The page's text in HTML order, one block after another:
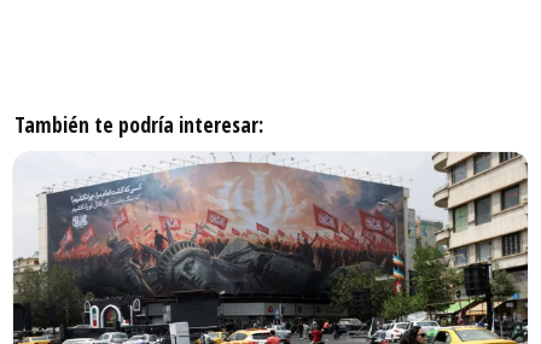
También te podría interesar: